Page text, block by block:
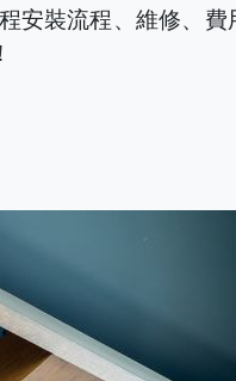
安裝流程、維修、費